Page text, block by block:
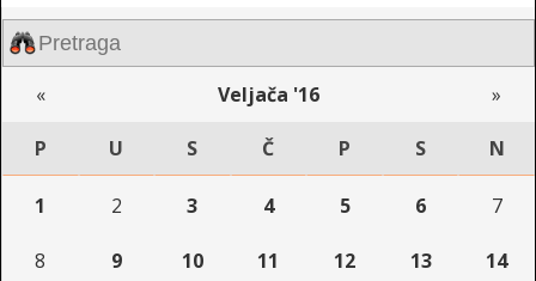
« Veljača '16 »
P U S Č P S N
1 2 3 4 5 6 7
8 9 10 11 12 13 14